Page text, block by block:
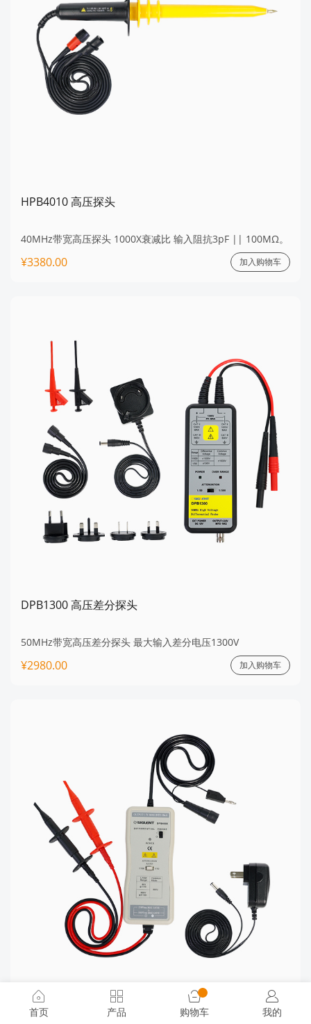
HPB4010 高压探头
40MHz带宽高压探头 1000X衰减比 输入阻抗3pF || 100MΩ。
¥3380.00 加入购物车
DPB1300 高压差分探头
50MHz带宽高压差分探头 最大输入差分电压1300V
¥2980.00 加入购物车
DPB4080 高压差分探头
首页 产品 购物车 我的